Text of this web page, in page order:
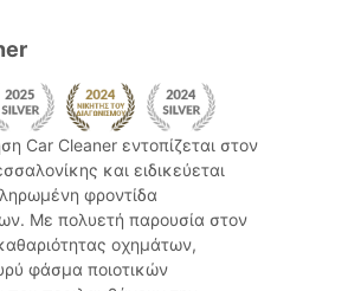
Car Cleaner εντοπίζεται στον
και ειδικεύεται
φροντίδα
Με πολυετή παρουσία στον
οχημάτων,
φάσμα ποιοτικών